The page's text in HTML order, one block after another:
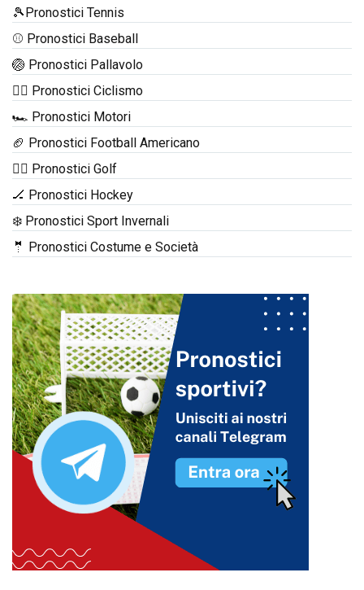
🎾Pronostici Tennis
⚾ Pronostici Baseball
🏐 Pronostici Pallavolo
🚴‍♂️ Pronostici Ciclismo
🏎️ Pronostici Motori
🏈 Pronostici Football Americano
🏌️‍♂️ Pronostici Golf
🏒 Pronostici Hockey
❄️ Pronostici Sport Invernali
🤵 Pronostici Costume e Società